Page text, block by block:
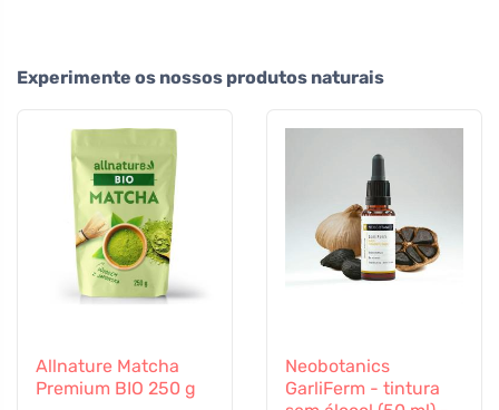
Experimente os nossos produtos naturais
Allnature Matcha
Premium BIO 250 g
Neobotanics
GarliFerm - tintura